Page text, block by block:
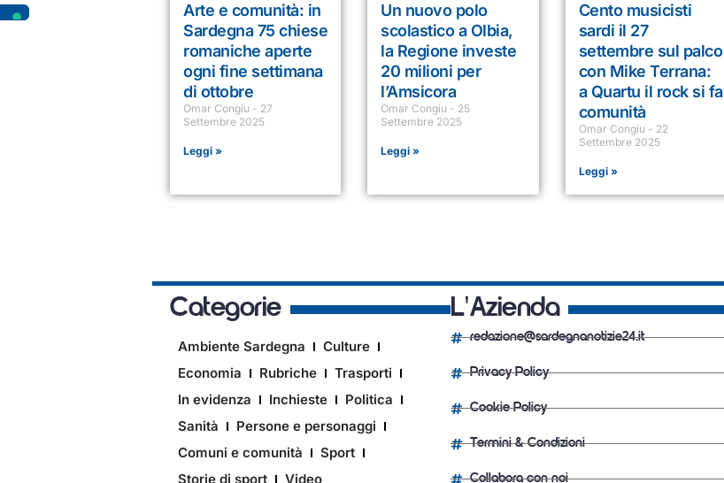
Arte e comunità: in
Sardegna 75 chiese
romaniche aperte
ogni fine settimana
di ottobre
Omar Congiu
27
Settembre 2025
Leggi »
Un nuovo polo
scolastico a Olbia,
la Regione investe
20 milioni per
l’Amsicora
Omar Congiu
25
Settembre 2025
Leggi »
Cento musicisti
sardi il 27
settembre sul palco
con Mike Terrana:
a Quartu il rock si fa
comunità
Omar Congiu
22
Settembre 2025
Leggi »
Categorie
Ambiente Sardegna
Culture
Economia
Rubriche
Trasporti
In evidenza
Inchieste
Politica
Sanità
Persone e personaggi
Comuni e comunità
Sport
Storie di sport
Video
L'Azienda
redazione@sardegnanotizie24.it
Privacy Policy
Cookie Policy
Termini & Condizioni
Collabora con noi